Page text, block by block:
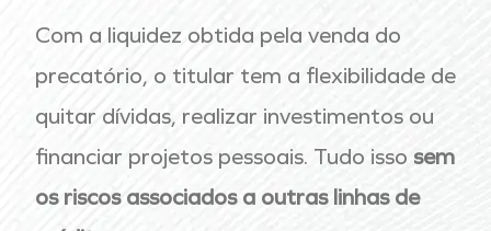
Com a liquidez obtida pela venda do
precatório, o titular tem a flexibilidade de
quitar dívidas, realizar investimentos ou
financiar projetos pessoais. Tudo isso sem
os riscos associados a outras linhas de